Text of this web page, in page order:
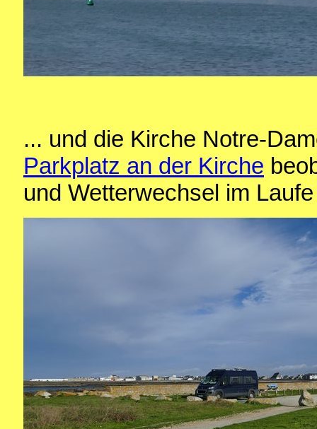
... und die Kirche Notre-
Parkplatz an der Kirche
und Wetterwechsel im